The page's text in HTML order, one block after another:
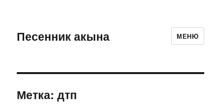
Песенник акына МЕНЮ
Метка:дтп